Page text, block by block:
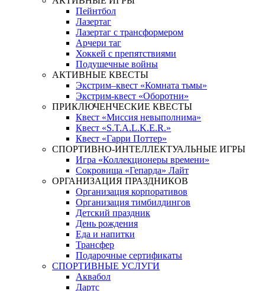
Пейнтбол
Лазертаг
Лазертаг с трансформером
Арчери таг
Хоккей с препятствиями
Подушечные войны
АКТИВНЫЕ КВЕСТЫ
Экстрим–квест «Комната тьмы»
Экстрим-квест «Оборотни»
ПРИКЛЮЧЕНЧЕСКИЕ КВЕСТЫ
Квест «Миссия невыполнима»
Квест «S.T.A.L.K.E.R.»
Квест «Гарри Поттер»
СПОРТИВНО-ИНТЕЛЛЕКТУАЛЬНЫЕ ИГРЫ
Игра «Коллекционеры времени»
Сокровища «Гепарда» Лайт
ОРГАНИЗАЦИЯ ПРАЗДНИКОВ
Организация корпоративов
Организация тимбилдингов
Детский праздник
День рождения
Еда и напитки
Трансфер
Подарочные сертификаты
СПОРТИВНЫЕ УСЛУГИ
Аквабол
Дартс